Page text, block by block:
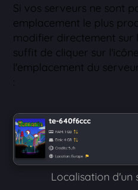
Si vos serveurs ne sont
emplacement le plus
modifier directement sur
suffit de cliquer sur
l'emplacement du
:
Localisation d'un